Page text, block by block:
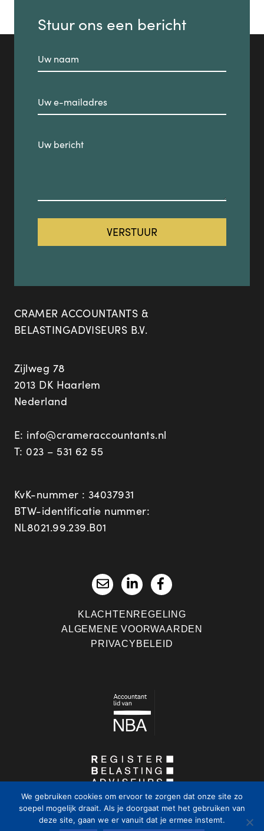
Stuur ons een bericht
CRAMER ACCOUNTANTS &
BELASTINGADVISEURS B.V.
Zijlweg 78
2013 DK Haarlem
Nederland
E: info@crameraccountants.nl
T: 023 – 531 62 55
KvK-nummer : 34037931
BTW-identificatie nummer:
NL8021.99.239.B01
KLACHTENREGELING
ALGEMENE VOORWAARDEN
PRIVACYBELEID
We gebruiken cookies om ervoor te zorgen dat onze site zo
soepel mogelijk draait. Als je doorgaat met het gebruiken van
deze site, gaan we er vanuit dat je ermee instemt.